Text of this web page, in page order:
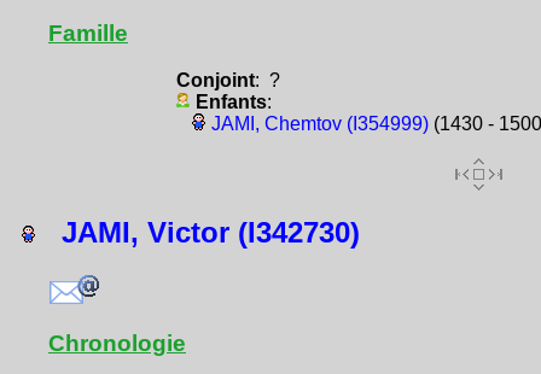
Famille
Conjoint: ?
Enfants:
JAMI, Chemtov (I354999)(1430 -
JAMI, Victor (I342730)
Chronologie